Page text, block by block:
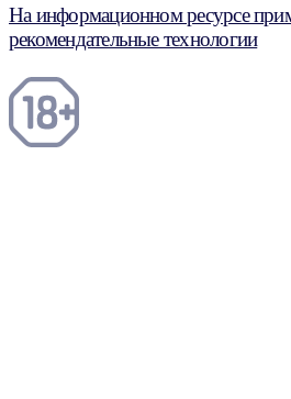
На информационном ресурсе
рекомендательные технологии